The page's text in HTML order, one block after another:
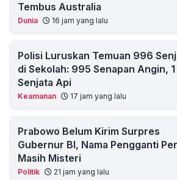
Tembus Australia
Dunia 16 jam yang lalu
Polisi Luruskan Temuan 996
di Sekolah: 995 Senapan Angin, 1
Senjata Api
Keamanan 17 jam yang lalu
Prabowo Belum Kirim Surpres
Gubernur BI, Nama Pengganti
Masih Misteri
Politik 21 jam yang lalu